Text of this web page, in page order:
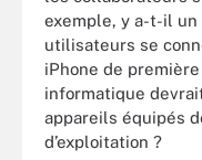
exemple, y a-t-il un
utilisateurs se
iPhone de
informatique
appareils équipés
d’exploitation ?